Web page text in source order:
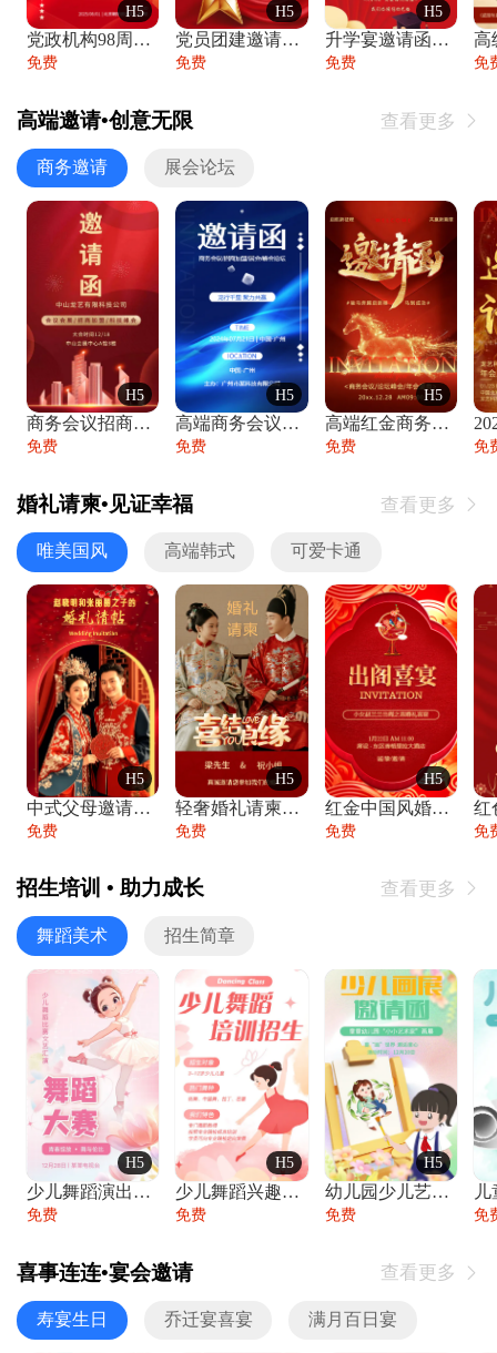
H5
党政机构98周年八一建军节庆祝晚会活动邀
免费
H5
党员团建邀请函党建活动风采党会工作汇报总
免费
H5
升学宴邀请函喜报金榜题名高端谢师宴邀请函
免费 免
高端邀请•创意无限 查看更多 
商务邀请 展会论坛
H5
商务会议招商展会科技峰会邀请函年会邀请
免费
H5
高端商务会议招商加盟展会峰会论坛邀请函
免费
H5
高端红金商务会议年会年终盛典答谢邀请函
免费 免
婚礼请柬•见证幸福 查看更多 
唯美国风 高端韩式 可爱卡通
H5
中式父母邀请函婚礼结婚请柬请贴父母邀请方
免费
H5
轻奢婚礼请柬婚礼邀请函结婚照请帖
免费
H5
红金中国风婚礼请柬出阁喜宴嫁女请帖出阁宴
免费 免
招生培训 • 助力成长 查看更多 
舞蹈美术 招生简章
H5
少儿舞蹈演出舞蹈比赛跳舞大赛文艺汇演活动
免费
H5
少儿舞蹈兴趣班艺术培训学校招生宣传
免费
H5
幼儿园少儿艺术展览绘画展摄影作品展美术展
免费 免
喜事连连•宴会邀请 查看更多 
寿宴生日 乔迁宴喜宴 满月百日宴